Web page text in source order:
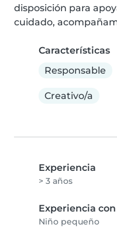
disposición para
cuidado,
Características
Responsable
Creativo/a
Experiencia
> 3 años
Experiencia
Niño pequeño